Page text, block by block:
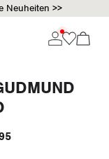
Neuheiten >>